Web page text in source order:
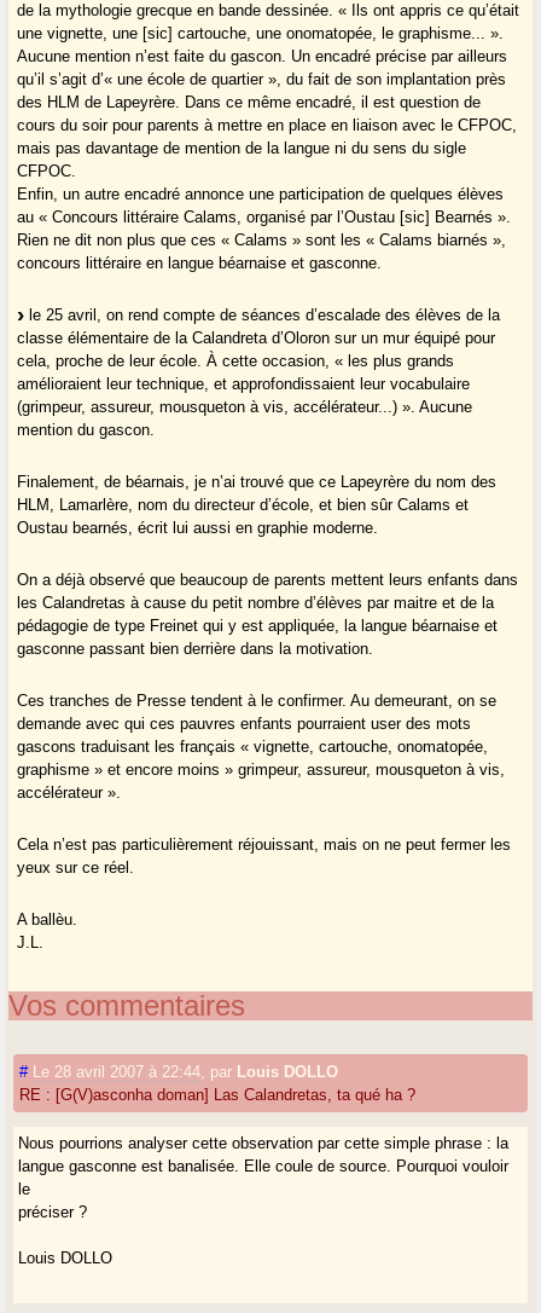
de la mythologie grecque en bande dessinée. « Ils ont appris ce qu’était
une vignette, une [sic] cartouche, une onomatopée, le graphisme... ».
Aucune mention n’est faite du gascon. Un encadré précise par ailleurs
qu’il s’agit d’« une école de quartier », du fait de son implantation près
des HLM de Lapeyrère. Dans ce même encadré, il est question de
cours du soir pour parents à mettre en place en liaison avec le CFPOC,
mais pas davantage de mention de la langue ni du sens du sigle
CFPOC.
Enfin, un autre encadré annonce une participation de quelques élèves
au « Concours littéraire Calams, organisé par l’Oustau [sic] Bearnés ».
Rien ne dit non plus que ces « Calams » sont les « Calams biarnés »,
concours littéraire en langue béarnaise et gasconne.
le 25 avril, on rend compte de séances d’escalade des élèves de la
classe élémentaire de la Calandreta d’Oloron sur un mur équipé pour
cela, proche de leur école. À cette occasion, « les plus grands
amélioraient leur technique, et approfondissaient leur vocabulaire
(grimpeur, assureur, mousqueton à vis, accélérateur...) ». Aucune
mention du gascon.
Finalement, de béarnais, je n’ai trouvé que ce Lapeyrère du nom des
HLM, Lamarlère, nom du directeur d’école, et bien sûr Calams et
Oustau bearnés, écrit lui aussi en graphie moderne.
On a déjà observé que beaucoup de parents mettent leurs enfants dans
les Calandretas à cause du petit nombre d’élèves par maitre et de la
pédagogie de type Freinet qui y est appliquée, la langue béarnaise et
gasconne passant bien derrière dans la motivation.
Ces tranches de Presse tendent à le confirmer. Au demeurant, on se
demande avec qui ces pauvres enfants pourraient user des mots
gascons traduisant les français « vignette, cartouche, onomatopée,
graphisme » et encore moins » grimpeur, assureur, mousqueton à vis,
accélérateur ».
Cela n’est pas particulièrement réjouissant, mais on ne peut fermer les
yeux sur ce réel.
A ballèu.
J.L.
Vos commentaires
# Le 28 avril 2007 à 22:44 par Louis DOLLO
RE : [G(V)asconha doman] Las Calandretas, ta qué ha ?
Nous pourrions analyser cette observation par cette simple phrase : la
langue gasconne est banalisée. Elle coule de source. Pourquoi vouloir
le
préciser ?
Louis DOLLO